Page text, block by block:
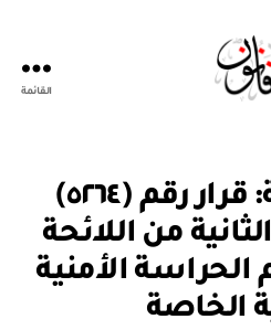
القائمة
وزارة الداخلية: قرار رقم (٥٢٦٤)
من اللائحة
الحراسة الأمنية
الخاصة
بو
ا
س